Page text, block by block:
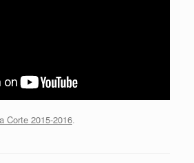
Corte 2015-2016.